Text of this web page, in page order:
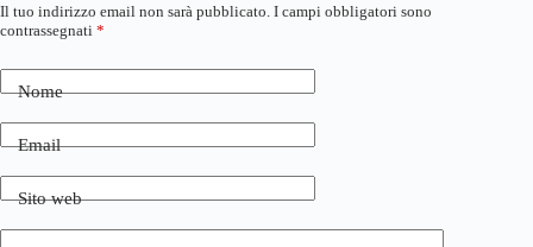
Il tuo indirizzo email non sarà pubblicato. I campi obbligatori sono
contrassegnati *
Nome
Email
Sito web